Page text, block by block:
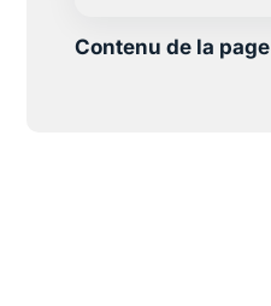
Contenu de la page